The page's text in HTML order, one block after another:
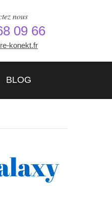
nous
09 66
konekt.fr
BLOG